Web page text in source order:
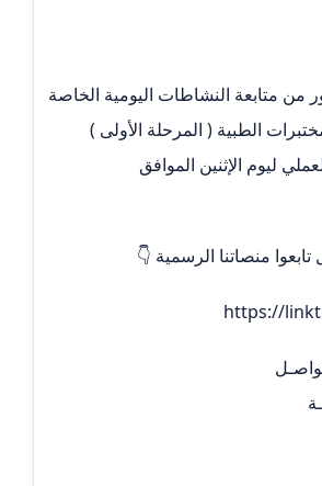
من متابعة النشاطات اليومية الخاصة
الطبية ( المرحلة الأولى )
ليوم الإثنين الموافق
منصاتنا الرسمية 👇
https://